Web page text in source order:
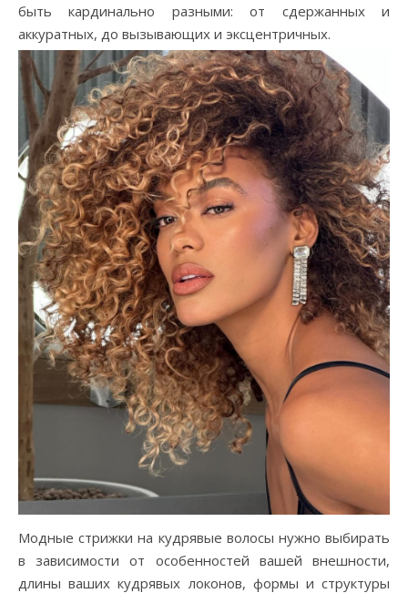
быть кардинально разными: от сдержанных и
аккуратных, до вызывающих и эксцентричных.
Модные стрижки на кудрявые волосы нужно выбирать
в зависимости от особенностей вашей внешности,
длины ваших кудрявых локонов, формы и структуры